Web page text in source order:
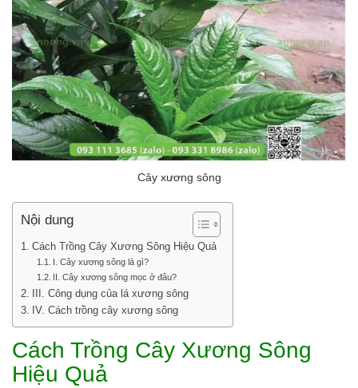
Cây xương sông
Nội dung
Cách Trồng Cây Xương Sông Hiệu Quả
I. Cây xương sông là gì?
II. Cây xương sông mọc ở đâu?
III. Công dụng của lá xương sông
IV. Cách trồng cây xương sông
Cách Trồng Cây Xương Sông
Hiệu Quả